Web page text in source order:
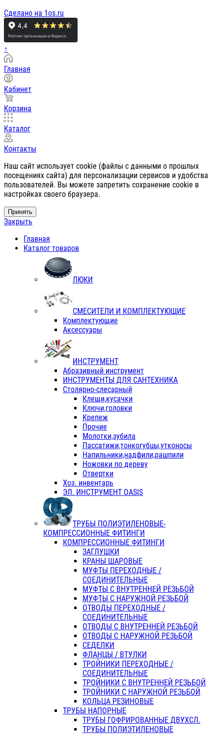
Сделано на 1os.ru
↑
Главная
Кабинет
Корзина
Каталог
Контакты
Наш сайт использует cookie (файлы с данными о прошлых
посещениях сайта) для персонализации сервисов и удобства
пользователей. Вы можете запретить сохранение cookie в
настройках своего браузера.
Принять
Закрыть
Главная
Каталог товаров
ЛЮКИ
СМЕСИТЕЛИ И КОМПЛЕКТУЮЩИЕ
Комплектующие
Аксессуары
ИНСТРУМЕНТ
Абразивный инструмент
ИНСТРУМЕНТЫ ДЛЯ САНТЕХНИКА
Столярно-слесарный
Клещи,кусачки
Ключи,головки
Крепеж
Прочие
Молотки,зубила
Пассатижи,тонкогубцы,утконосы
Напильники,надфили,рашпили
Ножовки по дереву
Отвертки
Хоз. инвентарь
ЭЛ. ИНСТРУМЕНТ OASIS
ТРУБЫ ПОЛИЭТИЛЕНОВЫЕ-
КОМПРЕССИОННЫЕ ФИТИНГИ
КОМПРЕССИОННЫЕ ФИТИНГИ
ЗАГЛУШКИ
КРАНЫ ШАРОВЫЕ
МУФТЫ ПЕРЕХОДНЫЕ /
СОЕДИНИТЕЛЬНЫЕ
МУФТЫ С ВНУТРЕННЕЙ РЕЗЬБОЙ
МУФТЫ С НАРУЖНОЙ РЕЗЬБОЙ
ОТВОДЫ ПЕРЕХОДНЫЕ /
СОЕДИНИТЕЛЬНЫЕ
ОТВОДЫ С ВНУТРЕННЕЙ РЕЗЬБОЙ
ОТВОДЫ С НАРУЖНОЙ РЕЗЬБОЙ
СЕДЕЛКИ
ФЛАНЦЫ / ВТУЛКИ
ТРОЙНИКИ ПЕРЕХОДНЫЕ /
СОЕДИНИТЕЛЬНЫЕ
ТРОЙНИКИ С ВНУТРЕННЕЙ РЕЗЬБОЙ
ТРОЙНИКИ С НАРУЖНОЙ РЕЗЬБОЙ
КОЛЬЦА РЕЗИНОВЫЕ
ТРУБЫ НАПОРНЫЕ
ТРУБЫ ГОФРИРОВАННЫЕ ДВУХСЛ.
ТРУБЫ ПОЛИЭТИЛЕНОВЫЕ